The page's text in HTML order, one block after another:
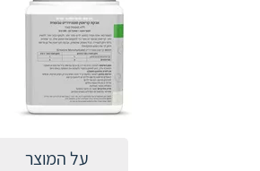
על המוצר